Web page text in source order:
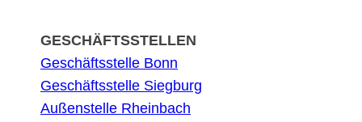
GESCHÄFTSSTELLEN
Geschäftsstelle Bonn
Geschäftsstelle Siegburg
Außenstelle Rheinbach